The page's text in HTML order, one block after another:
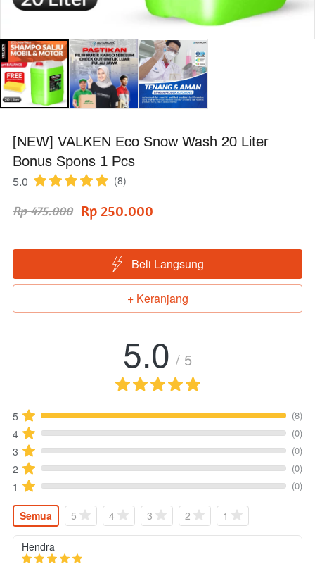
[NEW] VALKEN Eco Snow Wash 20 Liter
Bonus Spons 1 Pcs
5.0 (8)
Rp 475.000 Rp 250.000
` Beli Langsung
`+ Keranjang
5.0 / 5
5 (8)
4 (0)
3 (0)
2 (0)
1 (0)
Semua 5 4 3 2 1
Hendra